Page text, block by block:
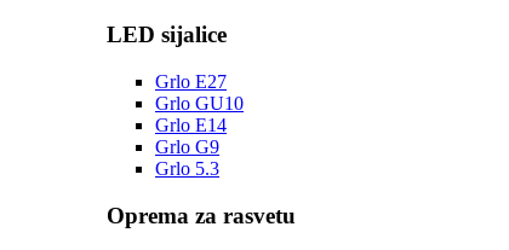
LED sijalice
Grlo E27
Grlo GU10
Grlo E14
Grlo G9
Grlo 5.3
Oprema za rasvetu